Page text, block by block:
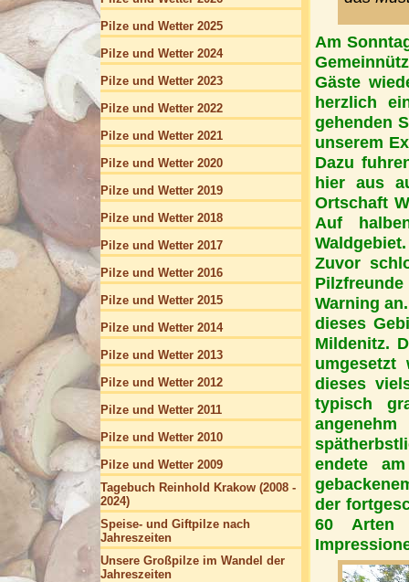
Am S
Gäste
herzlich
gehenden
unserem
Dazu
hier aus
Ortschaft
Auf
Zuvor
Warning
dieses
Mildenitz.
umgesetzt
dieses
typisch
endete
der
60 Arten
Pilze und Wetter 2025
Pilze und Wetter 2024
Pilze und Wetter 2023
Pilze und Wetter 2022
Pilze und Wetter 2021
Pilze und Wetter 2020
Pilze und Wetter 2019
Pilze und Wetter 2018
Pilze und Wetter 2017
Pilze und Wetter 2016
Pilze und Wetter 2015
Pilze und Wetter 2014
Pilze und Wetter 2013
Pilze und Wetter 2012
Pilze und Wetter 2011
Pilze und Wetter 2010
Pilze und Wetter 2009
Tagebuch Reinhold Krakow (2008 -
2024)
Speise- und Giftpilze nach
Jahreszeiten
Unsere Großpilze im Wandel der
Jahreszeiten